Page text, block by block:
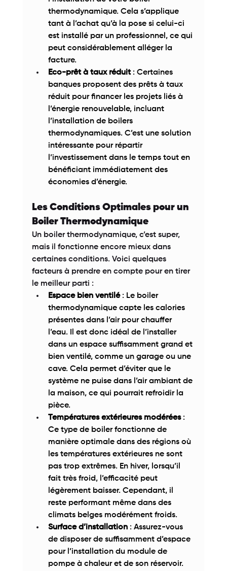
thermodynamique. Cela s’applique
tant à l’achat qu’à la pose si celui-ci
est installé par un professionnel, ce qui
peut considérablement alléger la
facture.
Eco-prêt à taux réduit : Certaines
banques proposent des prêts à taux
réduit pour financer les projets liés à
l’énergie renouvelable, incluant
l’installation de boilers
thermodynamiques. C’est une solution
intéressante pour répartir
l’investissement dans le temps tout en
bénéficiant immédiatement des
économies d’énergie.
Les Conditions Optimales pour un
Boiler Thermodynamique
Un boiler thermodynamique, c’est super,
mais il fonctionne encore mieux dans
certaines conditions. Voici quelques
facteurs à prendre en compte pour en tirer
le meilleur parti :
Espace bien ventilé : Le boiler
thermodynamique capte les calories
présentes dans l’air pour chauffer
l’eau. Il est donc idéal de l’installer
dans un espace suffisamment grand et
bien ventilé, comme un garage ou une
cave. Cela permet d’éviter que le
système ne puise dans l’air ambiant de
la maison, ce qui pourrait refroidir la
pièce.
Températures extérieures modérées :
Ce type de boiler fonctionne de
manière optimale dans des régions où
les températures extérieures ne sont
pas trop extrêmes. En hiver, lorsqu’il
fait très froid, l’efficacité peut
légèrement baisser. Cependant, il
reste performant même dans des
climats belges modérément froids.
Surface d’installation : Assurez-vous
de disposer de suffisamment d’espace
pour l’installation du module de
pompe à chaleur et de son réservoir.